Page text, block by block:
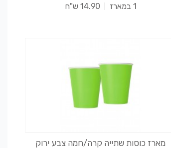
1 במארז 14.90 ש"ח
מארז כוסות שתייה קרה/חמה צבע ירוק